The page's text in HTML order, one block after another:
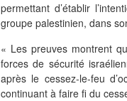
permettant d’établir
groupe palestinien, dans
« Les preuves montrent
forces de sécurité
après le cessez-le-feu
continuant à faire fi du